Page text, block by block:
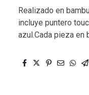
Realizado en
incluye puntero
azul.Cada pieza en